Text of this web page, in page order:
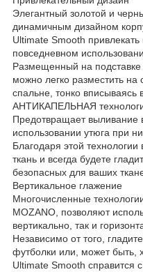
Элегантный золотой и
динамичным дизайном
Ultimate Smooth
повседневном
Размещенный на подставке
можно легко разместить
спальне, тонко вписываясь
АНТИКАПЕЛЬНАЯ
Предотвращает выливание
использовании утюга при
Благодаря этой
ткань и всегда будете
безопасных для ваших
Вертикальное глажение
Многочисленные
MOZANO, позволяют
вертикально, так и
Независимо от того,
футболки или, может быть,
Ultimate Smooth справится